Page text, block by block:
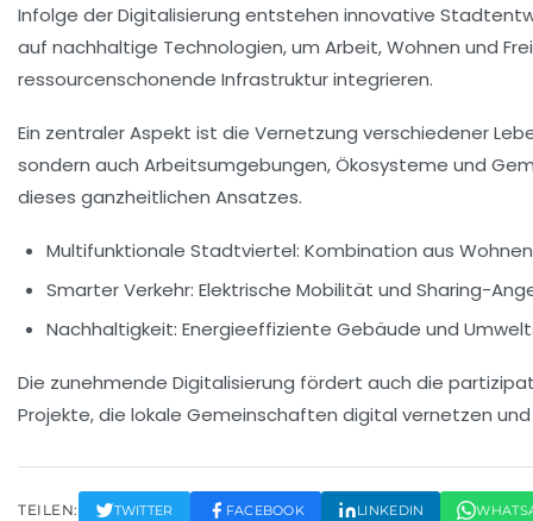
Infolge der Digitalisierung entstehen innovative
auf nachhaltige Technologien, um Arbeit, Wohnen und
ressourcenschonende Infrastruktur integrieren.
Ein zentraler Aspekt ist die Vernetzung verschiedener
sondern auch Arbeitsumgebungen, Ökosysteme und
dieses ganzheitlichen Ansatzes.
Multifunktionale Stadtviertel: Kombination aus
Smarter Verkehr: Elektrische Mobilität und Sharing-
Nachhaltigkeit: Energieeffiziente Gebäude und
Die zunehmende Digitalisierung fördert auch die
Projekte, die lokale Gemeinschaften digital vernetzen
TEILEN: TWITTER FACEBOOK LINKEDIN